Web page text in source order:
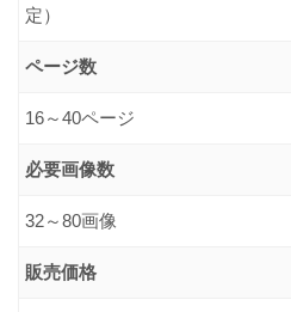
定）
ページ数
16～40ページ
必要画像数
32～80画像
販売価格